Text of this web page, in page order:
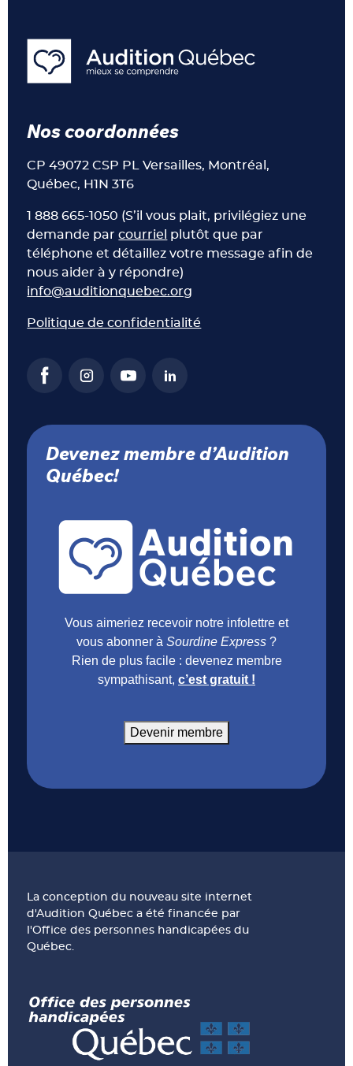
Nos coordonnées
CP 49072 CSP PL Versailles, Montréal,
Québec, H1N 3T6
1 888 665-1050 (S’il vous plait, privilégiez une
demande parcourriel plutôt que par
téléphone et détaillez votre message afin de
nous aider à y répondre)
info@auditionquebec.org
Politique de confidentialité
Devenez membre d’Audition
Québec!
Vous aimeriez recevoir notre infolettre et
vous abonner à Sourdine Express ?
Rien de plus facile : devenez membre
sympathisant, c’est gratuit !
Devenir membre
La conception du nouveau site internet
d'Audition Québec a été financée par
l'Office des personnes handicapées du
Québec.